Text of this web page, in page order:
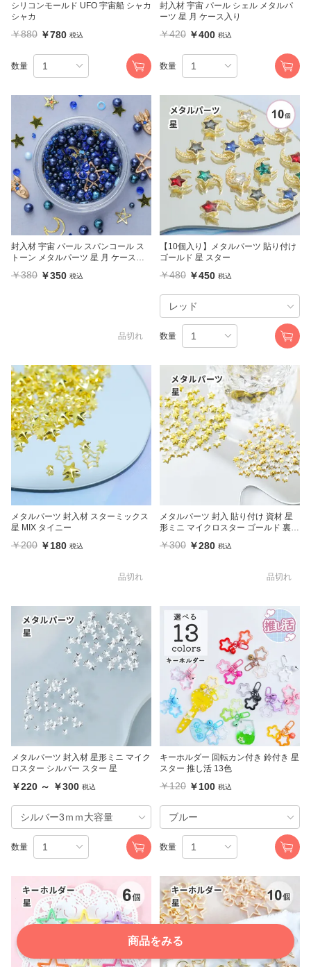
シリコンモールド UFO 宇宙船 シャカ
シャカ
￥880 ￥780 税込
数量
封入材 宇宙 パール シェル メタルパ
ーツ 星 月 ケース入り
￥420 ￥400 税込
数量
封入材 宇宙 パール スパンコール ス
トーン メタルパーツ 星 月 ケース入
￥380 ￥350 税込
品切れ
【10個入り】メタルパーツ 貼り付け
ゴールド 星 スター
￥480 ￥450 税込
数量
メタルパーツ 封入材 スターミックス
星 MIX タイニー
￥200 ￥180 税込
品切れ
メタルパーツ 封入 貼り付け 資材 星
形ミニ マイクロスター ゴールド 裏面
￥300 ￥280 税込
品切れ
メタルパーツ 封入材 星形ミニ マイク
ロスター シルバー スター 星
￥220 ～ ￥300 税込
数量
キーホルダー 回転カン付き 鈴付き 星
スター 推し活 13色
￥120 ￥100 税込
数量
商品をみる